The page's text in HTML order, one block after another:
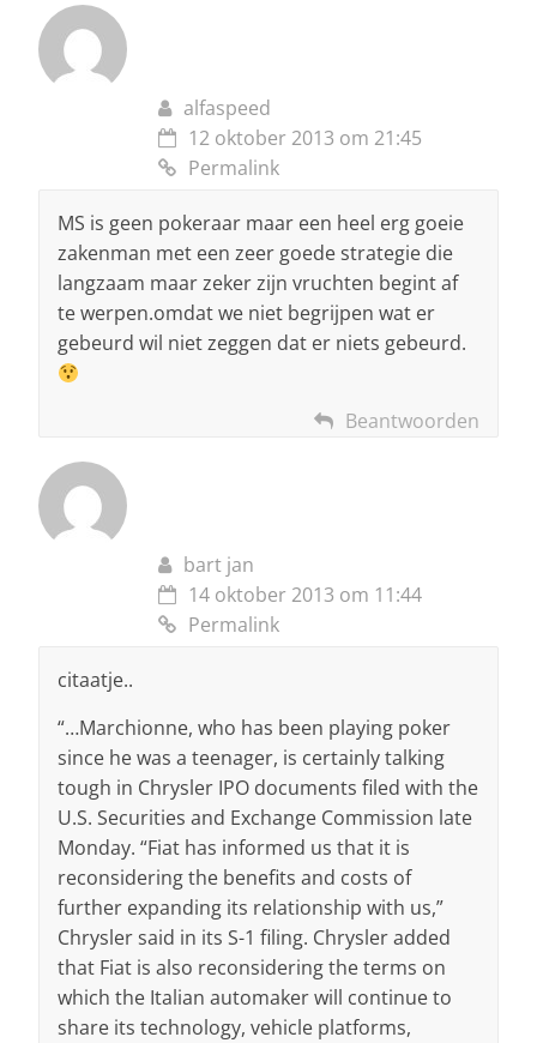
alfaspeed
12 oktober 2013 om 21:45
Permalink
MS is geen pokeraar maar een heel erg goeie
zakenman met een zeer goede strategie die
langzaam maar zeker zijn vruchten begint af
te werpen.omdat we niet begrijpen wat er
gebeurd wil niet zeggen dat er niets gebeurd.
Beantwoorden
bart jan
14 oktober 2013 om 11:44
Permalink
citaatje..
“…Marchionne, who has been playing poker
since he was a teenager, is certainly talking
tough in Chrysler IPO documents filed with the
U.S. Securities and Exchange Commission late
Monday. “Fiat has informed us that it is
reconsidering the benefits and costs of
further expanding its relationship with us,”
Chrysler said in its S-1 filing. Chrysler added
that Fiat is also reconsidering the terms on
which the Italian automaker will continue to
share its technology, vehicle platforms,